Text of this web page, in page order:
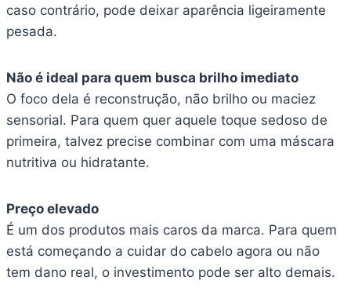
caso contrário, pode deixar aparência ligeiramente
pesada.
Não é ideal para quem busca brilho imediato
O foco dela é reconstrução, não brilho ou maciez
sensorial. Para quem quer aquele toque sedoso de
primeira, talvez precise combinar com uma máscara
nutritiva ou hidratante.
Preço elevado
É um dos produtos mais caros da marca. Para quem
está começando a cuidar do cabelo agora ou não
tem dano real, o investimento pode ser alto demais.